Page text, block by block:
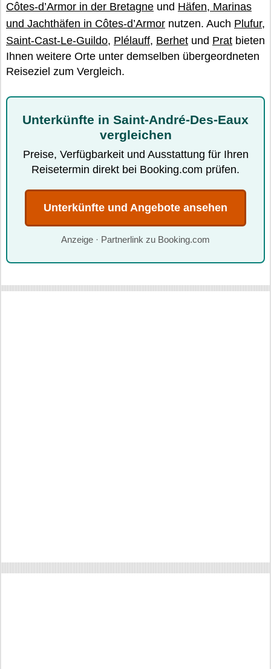
Côtes-d’Armor in der Bretagne und Häfen, Marinas
und Jachthäfen in Côtes-d’Armor nutzen. Auch Plufur,
Saint-Cast-Le-Guildo, Plélauff, Berhet und Prat bieten
Ihnen weitere Orte unter demselben übergeordneten
Reiseziel zum Vergleich.
Unterkünfte in Saint-André-Des-Eaux
vergleichen
Preise, Verfügbarkeit und Ausstattung für Ihren
Reisetermin direkt bei Booking.com prüfen.
Unterkünfte und Angebote ansehen
Anzeige · Partnerlink zu Booking.com